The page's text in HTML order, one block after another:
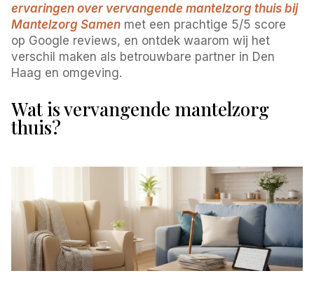
ervaringen over vervangende mantelzorg thuis bij
Mantelzorg Samen met een prachtige 5/5 score
op Google reviews, en ontdek waarom wij het
verschil maken als betrouwbare partner in Den
Haag en omgeving.
Wat is vervangende mantelzorg
thuis?